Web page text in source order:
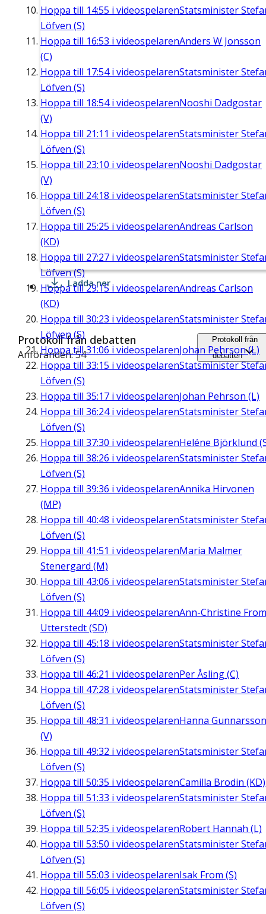
Hoppa till 14:55 i videospelarenStatsminister
Löfven (S)
Hoppa till 16:53 i videospelarenAnders W Jonsson
(C)
Hoppa till 17:54i videospelarenStatsminister
Löfven (S)
Hoppa till 18:54i videospelarenNooshi Dadgostar
(V)
Hoppa till 21:11 i videospelarenStatsminister
Löfven (S)
Hoppa till 23:10 i videospelarenNooshi Dadgostar
(V)
Hoppa till 24:18 i videospelarenStatsminister
Löfven (S)
Hoppa till 25:25 i videospelarenAndreas Carlson
(KD)
Hoppa till 27:27 i videospelarenStatsminister
Löfven (S)
Hoppa till29:15 i videospelarenAndreas Carlson
(KD)
Hoppa till 30:23 i videospelarenStatsminister
Löfven (S)
Hoppa till31:06 i videospelarenJohan Pehrson (L)
Hoppa till 33:15 i videospelarenStatsminister
Löfven (S)
Hoppa till 35:17 i videospelarenJohan Pehrson (L)
Hoppa till 36:24i videospelarenStatsminister
Löfven (S)
Hoppa till 37:30 i videospelarenHeléne Björklund
Hoppa till 38:26 i videospelarenStatsminister
Löfven (S)
Hoppa till 39:36 i videospelarenAnnika Hirvonen
(MP)
Hoppa till 40:48 i videospelarenStatsminister
Löfven (S)
Hoppa till 41:51 i videospelarenMaria Malmer
Stenergard (M)
Hoppa till 43:06 i videospelarenStatsminister
Löfven (S)
Hoppa till 44:09 i videospelarenAnn-Christine From
Utterstedt (SD)
Hoppa till 45:18 i videospelarenStatsminister
Löfven (S)
Hoppa till 46:21 i videospelarenPer Åsling (C)
Hoppa till 47:28 i videospelarenStatsminister
Löfven (S)
Hoppa till 48:31 i videospelarenHanna Gunnarsson
(V)
Hoppa till 49:32 i videospelarenStatsminister
Löfven (S)
Hoppa till 50:35 i videospelarenCamilla Brodin (KD)
Hoppa till 51:33 i videospelarenStatsminister
Löfven (S)
Hoppa till 52:35 i videospelarenRobert Hannah (L)
Hoppa till 53:50 i videospelarenStatsminister
Löfven (S)
Hoppa till 55:03 i videospelarenIsak From (S)
Hoppa till 56:05 i videospelarenStatsminister
Löfven (S)
Ladda ner
Protokoll från debatten
Anföranden: 54
Protokoll från
debatten